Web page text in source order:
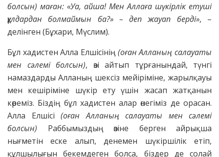
болсын) маған: «Уа, айша! Мен Аллаға шүкірлік етуші
құлдардан болмаймын ба?» – деп жауап берді», –
делінген (Бұхари, Мүслим).
Бұл хадистен Алла Елшісінің (оған Алланың салауаты
мен сәлемі болсын), өзі айтып тұрғанындай, түнгі
намаздарды Алланың шексіз мейіріміне, жарылқауы
мен кешіріміне шүкір ету үшін жасап жатқанын
көреміз. Біздің бұл хадистен алар өнегіміз де орасан.
Алла Елшісі (оған Алланың салауаты мен сәлемі
болсын) Раббымыздың өзіне берген айрықша
нығметін еске алып, денемен шүкіршілік етіп,
құлшылығын бекемдеген болса, біздер де солай